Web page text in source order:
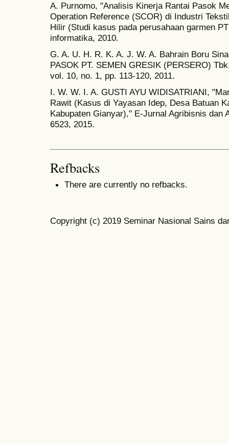
A. Purnomo, "Analisis Kinerja Rantai Pasok
Operation Reference (SCOR) di Industri
Hilir (Studi kasus pada perusahaan garmen
informatika, 2010.
G. A. U. H. R. K. A. J. W. A. Bahrain Boru
PASOK PT. SEMEN GRESIK (PERSERO)
vol. 10, no. 1, pp. 113-120, 2011.
I. W. W. I. A. GUSTI AYU WIDISATRIANI,
Rawit (Kasus di Yayasan Idep, Desa Batuan
Kabupaten Gianyar)," E-Jurnal Agribisnis dan
6523, 2015.
Refbacks
There are currently no refbacks.
Copyright (c) 2019 Seminar Nasional Sains